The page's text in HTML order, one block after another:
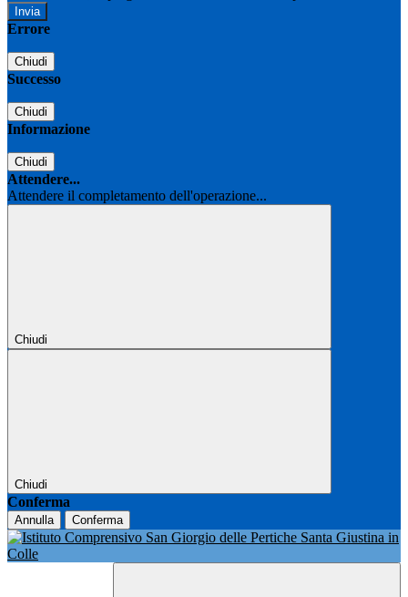
Errore
Chiudi
Successo
Chiudi
Informazione
Chiudi
Attendere...
Attendere il completamento dell'operazione...
Chiudi
Chiudi
Conferma
Annulla Conferma